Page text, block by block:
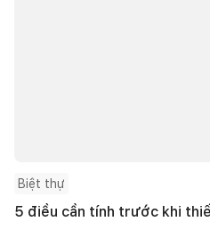
Biệt thự
5 điều cần tính trước khi